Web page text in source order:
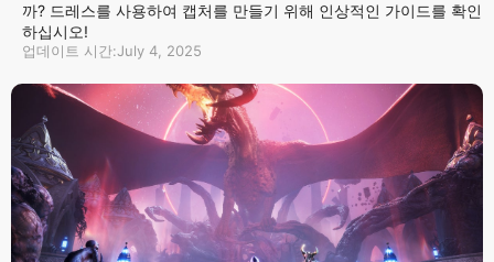
까? 드레스를 사용하여 캡처를 만들기 위해 인상적인 가이드를 확인
하십시오!
업데이트 시간:July 4, 2025